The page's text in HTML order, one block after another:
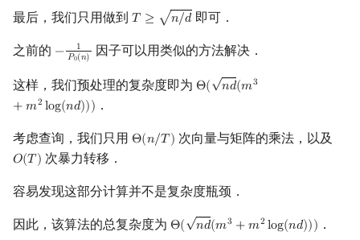
最后，我们只用做到 𝑇 ≥ √𝑛/𝑑
T≥ n/ d 即可．
之前的 − 1
𝑃0(𝑛)
−1P0(n 因子可以用类似的方法解决．
这样，我们预处理的复杂度即为 Θ(
√
𝑛𝑑(𝑚3
+𝑚2 log(𝑛𝑑)))
Θ(nd(m3+m
．
考虑查询，我们只用 Θ(𝑛/𝑇 )
Θ(n/T) 次向量与矩阵的乘法，以及
𝑂(𝑇 )
O(T) 次暴力转移．
容易发现这部分计算并不是复杂度瓶颈．
因此，该算法的总复杂度为 Θ(
√
𝑛𝑑(𝑚3 +𝑚2 log(𝑛𝑑)))
Θ(nd(m3+m2log( nd))) ．